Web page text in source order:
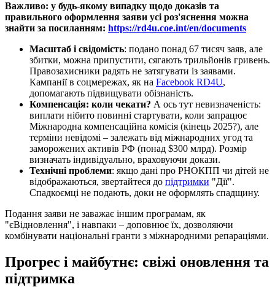
Важливо: у будь-якому випадку щодо доказів та
правильного оформлення заяви усі роз'яснення можна
знайти за посиланням: https://rd4u.coe.int/en/documents
Масштаб і свідомість: подано понад 67 тисяч заяв, але
збитки, можна припустити, сягають трильйонів гривень.
Правозахисники радять не затягувати із заявами.
Кампанії в соцмережах, як на Facebook RD4U,
допомагають підвищувати обізнаність.
Компенсація: коли чекати? А ось тут невизначеність:
виплати нібито повинні стартувати, коли запрацює
Міжнародна компенсаційна комісія (кінець 2025?), але
терміни невідомі – залежать від міжнародних угод та
заморожених активів РФ (понад $300 млрд). Розмір
визначать індивідуально, враховуючи докази.
Технічні проблеми: якщо дані про РНОКПП чи дітей не
відображаються, звертайтеся до підтримки "Дії".
Спадкоємці не подають, доки не оформлять спадщину.
Подання заяви не заважає іншим програмам, як
"єВідновлення", і навпаки – доповнює їх, дозволяючи
комбінувати національні гранти з міжнародними репараціями.
Прогрес і майбутнє: свіжі оновлення та
підтримка